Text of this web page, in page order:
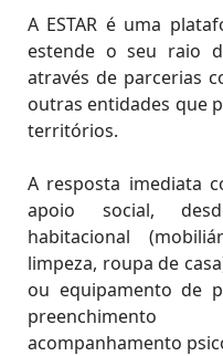
A ESTAR é uma
estende o seu raio
através de parcerias
outras entidades que
territórios.
A resposta imediata
apoio social,
habitacional
limpeza, roupa de
ou equipamento de
acompanhamento